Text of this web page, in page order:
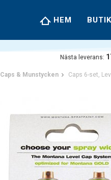
HEM
Nästa leverans:
Caps & Munstycken Caps 6-set,